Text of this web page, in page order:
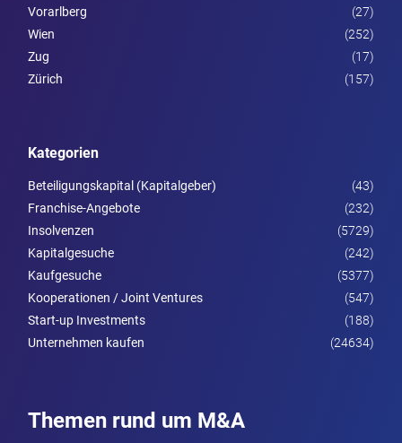
Vorarl­berg
(27)
Wien
(252)
Zug
(17)
Zürich
(157)
Kategorien
Beteiligungskapital (Kapitalgeber)
(43)
Franchise-Angebote
(232)
Insolvenzen
(5729)
Kapitalgesuche
(242)
Kaufgesuche
(5377)
Kooperationen / Joint Ventures
(547)
Start-up Investments
(188)
Unternehmen kaufen
(24634)
Themen rund um M&A